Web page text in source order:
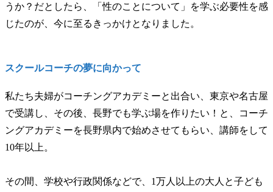
うか？だとしたら、「性のことについて」を学ぶ必要性を感
じたのが、今に至るきっかけとなりました。
スクールコーチの夢に向かって
私たち夫婦がコーチングアカデミーと出合い、東京や名古屋
で受講し、その後、長野でも学ぶ場を作りたい！と、コーチ
ングアカデミーを長野県内で始めさせてもらい、講師をして
10年以上。
その間、学校や行政関係などで、1万人以上の大人と子ども